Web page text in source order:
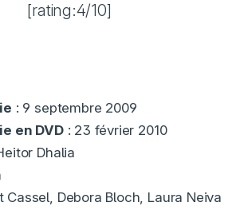
[rating:4/10]
: 9 septembre 2009
en DVD: 23 février 2010
Dhalia
Debora Bloch, Laura Neiva